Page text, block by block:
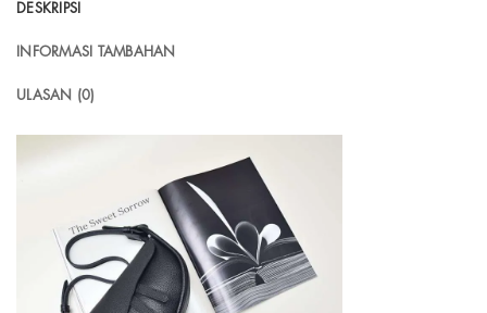
DESKRIPSI
INFORMASI TAMBAHAN
ULASAN (0)